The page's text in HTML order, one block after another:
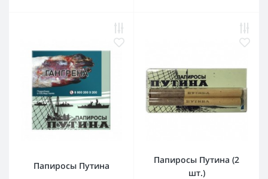
Папиросы Путина
Папиросы Путина (2
шт.)